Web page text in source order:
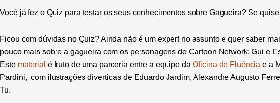
Você já fez o Quiz para testar os seus conhecimentos sobre Gagueira? Se
Ficou com dúvidas no Quiz? Ainda não é um expert no assunto e quer saber
pouco mais sobre a gagueira com os personagens do Cartoon Network: Gui e
Este material é fruto de uma parceria entre a equipe da Oficina de Fluência e a
Pardini, com ilustrações divertidas de Eduardo Jardim, Alexandre Augusto
Tu.